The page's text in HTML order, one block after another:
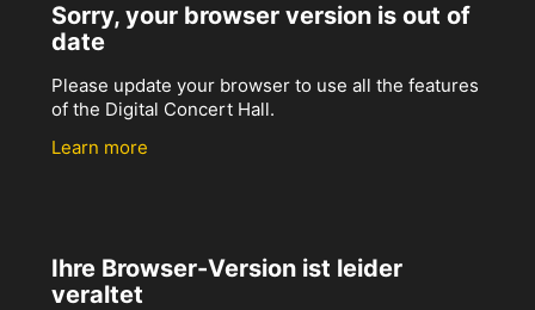
Sorry, your browser version is out of
date
Please update your browser to use all the features
of the Digital Concert Hall.
Learn more
Ihre Browser-Version ist leider
veraltet